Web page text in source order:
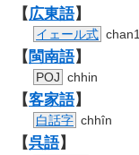
【広東語】
イェール式 chan1
【 閩南語】
POJ chhin
【客家語】
白話字 chhîn
【呉語】